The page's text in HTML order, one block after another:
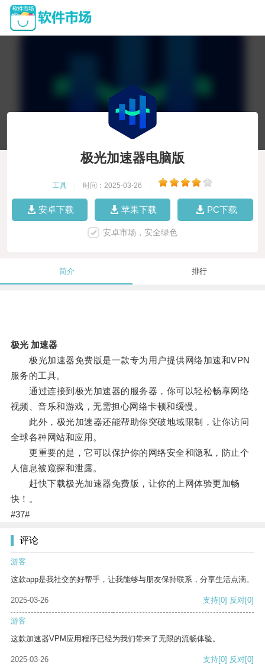
极光加速器电脑版
工具 时间：2025-03-26
安卓下载 苹果下载 PC下载
安卓市场，安全绿色
简介 排行
极光 加速器
极光加速器免费版是一款专为用户提供网络加速和VPN
服务的工具。
通过连接到极光加速器的服务器，你可以轻松畅享网络
视频、音乐和游戏，无需担心网络卡顿和缓慢。
此外，极光加速器还能帮助你突破地域限制，让你访问
全球各种网站和应用。
更重要的是，它可以保护你的网络安全和隐私，防止个
人信息被窥探和泄露。
赶快下载极光加速器免费版，让你的上网体验更加畅
快！。
#37#
评论
游客
这款app是我社交的好帮手，让我能够与朋友保持联系，分享生活点滴。
2025-03-26 支持[0] 反对[0]
游客
这款加速器VPM应用程序已经为我们带来了无限的流畅体验。
2025-03-26 支持[0] 反对[0]